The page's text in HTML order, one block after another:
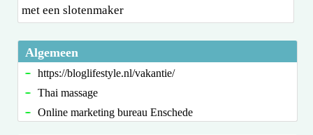
met een slotenmaker
Algemeen
https://bloglifestyle.nl/vakantie/
Thai massage
Online marketing bureau Enschede